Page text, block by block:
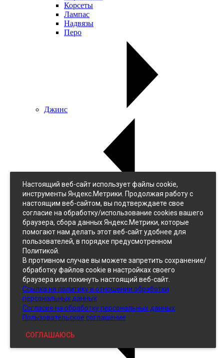
Корсеты
Лампас
Надвязы
Перо
Джинс
Джинс
Однотонный
Принтованный
Кожзам
Настоящий веб-сайт использует файлы cookie,
инструменты Яндекс.Метрики. Продолжая работу с
настоящим веб-сайтом, вы подтверждаете свое
согласие на обработку/использование cookies вашего
браузера, сбора данных Яндекс.Метрики, которые
помогают нам делать этот веб-сайт удобнее для
пользователей, в порядке предусмотренном
Политикой.
В противном случае вы можете запретить сохранение/
обработку файлов cookie в настройках своего
браузера или покинуть настоящий веб-сайт.
Ссылка на политику в отношении обработки
персональных данных
Согласие на обработку персональных данных
Пользовательское соглашение
СОГЛАШАЮСЬ